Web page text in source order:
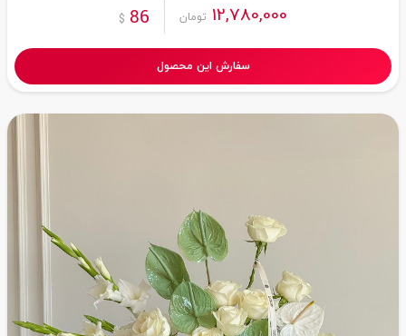
12,780,000 تومان 86
$
سفارش این محصول